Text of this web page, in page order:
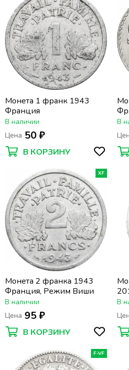
Монета 1 франк 1943
Франция
В наличии
Цена 50 ₽
В КОРЗИНУ
В
XF
Монета 2 франка 1943
Франция, Режим Виши
В наличии
Цена 95 ₽
В КОРЗИНУ
В
F-VF